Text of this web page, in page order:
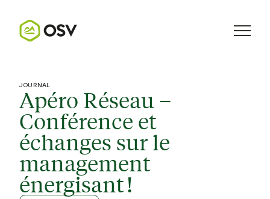
JOURNAL
Apéro Réseau –
Conférence et
échanges sur le
management
énergisant !